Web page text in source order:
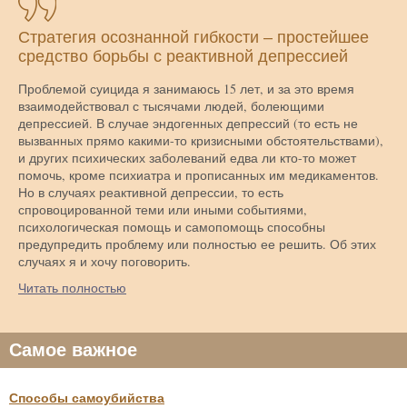
Самое важное
Способы самоубийства
Стратегия осознанной гибкости – простейшее
средство борьбы с реактивной депрессией
Проблемой суицида я занимаюсь 15 лет, и за это время
взаимодействовал с тысячами людей, болеющими
депрессией. В случае эндогенных депрессий (то есть не
вызванных прямо какими-то кризисными обстоятельствами),
и других психических заболеваний едва ли кто-то может
помочь, кроме психиатра и прописанных им медикаментов.
Но в случаях реактивной депрессии, то есть
спровоцированной теми или иными событиями,
психологическая помощь и самопомощь способны
предупредить проблему или полностью ее решить. Об этих
случаях я и хочу поговорить.
Читать полностью